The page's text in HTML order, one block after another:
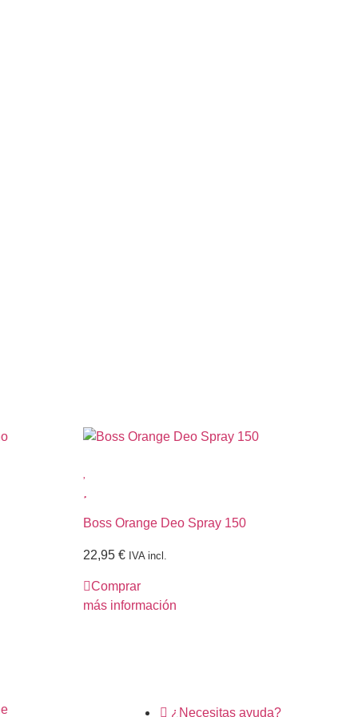
Boss Orange Deo Spray 150
22,95 € IVA incl.
Comprar
más información
¿Necesitas ayuda?